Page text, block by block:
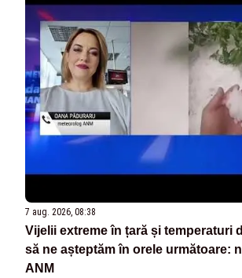
7 aug. 2026, 08:38
Vijelii extreme în țară și temperaturi
să ne așteptăm în orele următoare:
ANM